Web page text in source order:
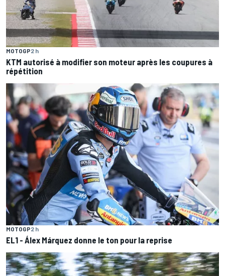
MOTOGP2 h
KTM autorisé à modifier son moteur après les coupures à
répétition
MOTOGP2 h
EL1 - Álex Márquez donne le ton pour la reprise